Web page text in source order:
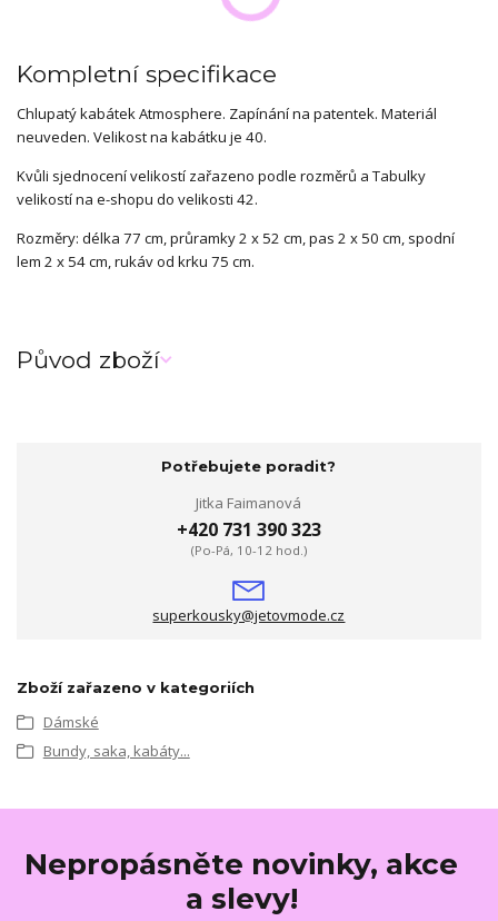
Kompletní specifikace
Chlupatý kabátek Atmosphere. Zapínání na patentek. Materiál
neuveden. Velikost na kabátku je 40.
Kvůli sjednocení velikostí zařazeno podle rozměrů a Tabulky
velikostí na e-shopu do velikosti 42.
Rozměry: délka 77 cm, průramky 2 x 52 cm, pas 2 x 50 cm, spodní
lem 2 x 54 cm, rukáv od krku 75 cm.
Původ zboží
Potřebujete poradit?
Jitka Faimanová
+420 731 390 323
(Po-Pá, 10-12 hod.)
superkousky@jetovmode.cz
Zboží zařazeno v kategoriích
Dámské
Bundy, saka, kabáty...
Nepropásněte novinky, akce
a slevy!